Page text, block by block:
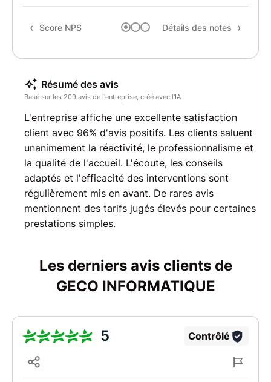
Score NPS Détails des notes
Résumé des avis
Basé sur les 209 avis de l'entreprise, créé avec l'IA
L'entreprise affiche une excellente satisfaction
client avec 96% d'avis positifs. Les clients saluent
unanimement la réactivité, le professionnalisme et
la qualité de l'accueil. L'écoute, les conseils
adaptés et l'efficacité des interventions sont
régulièrement mis en avant. De rares avis
mentionnent des tarifs jugés élevés pour certaines
prestations simples.
Les derniers avis clients de
GECO INFORMATIQUE
5 Contrôlé